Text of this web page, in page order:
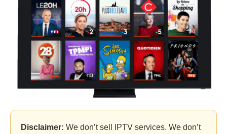
Disclaimer: We don’t sell IPTV services. We don’t